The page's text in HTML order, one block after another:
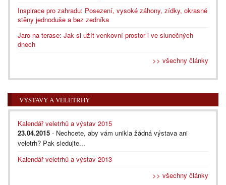
Inspirace pro zahradu: Posezení, vysoké záhony, zídky, okrasné
stěny jednoduše a bez zedníka
Jaro na terase: Jak si užít venkovní prostor i ve slunečných
dnech
>> všechny články
VÝSTAVY A VELETRHY
Kalendář veletrhů a výstav 2015
23.04.2015 - Nechcete, aby vám unikla žádná výstava ani
veletrh? Pak sledujte...
Kalendář veletrhů a výstav 2013
>> všechny články